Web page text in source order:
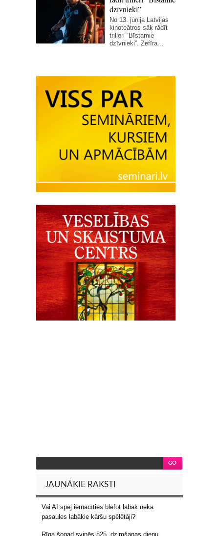
dzīvnieki”
No 13. jūnija Latvijas
kinoteātros sāk rādīt
trilleri “Bīstamie
dzīvnieki”. Zefīra...
JAUNĀKIE RAKSTI
Vai AI spēj iemācīties blefot labāk nekā
pasaules labākie kāršu spēlētāji?
Rīga šogad svinēs 825. dzimšanas dienu